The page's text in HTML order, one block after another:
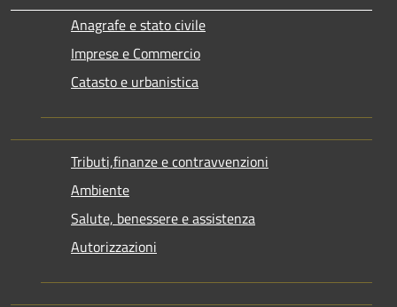
Anagrafe e stato civile
Imprese e Commercio
Catasto e urbanistica
Tributi,finanze e contravvenzioni
Ambiente
Salute, benessere e assistenza
Autorizzazioni